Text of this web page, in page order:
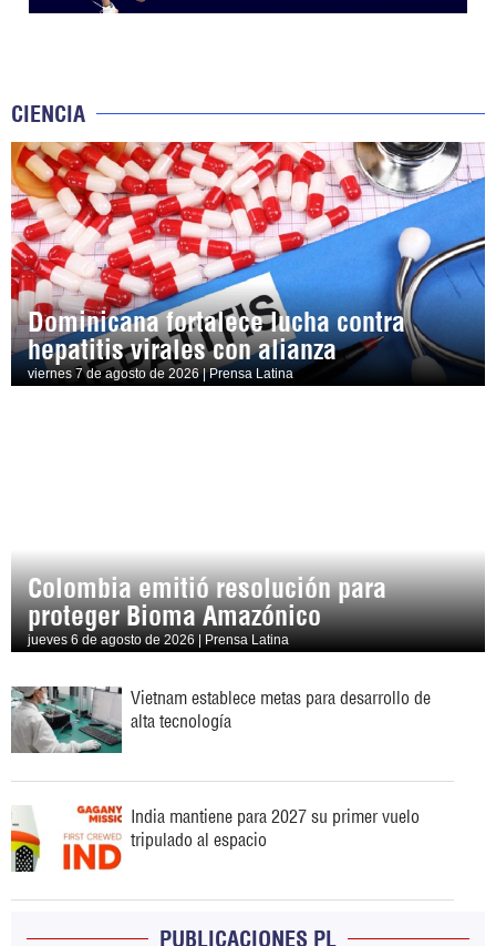
CIENCIA
Dominicana fortalece lucha contra
hepatitis virales con alianza
viernes 7 de agosto de 2026 | Prensa Latina
Colombia emitió resolución para
proteger Bioma Amazónico
jueves 6 de agosto de 2026 | Prensa Latina
Vietnam establece metas para desarrollo de
alta tecnología
India mantiene para 2027 su primer vuelo
tripulado al espacio
PUBLICACIONES PL